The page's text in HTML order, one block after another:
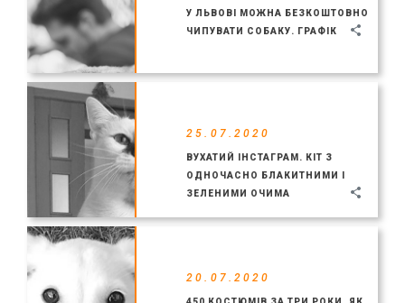
У ЛЬВОВІ МОЖНА БЕЗКОШТОВНО
ЧИПУВАТИ СОБАКУ. ГРАФІК
25.07.2020
ВУХАТИЙ ІНСТАГРАМ. КІТ З
ОДНОЧАСНО БЛАКИТНИМИ І
ЗЕЛЕНИМИ ОЧИМА
20.07.2020